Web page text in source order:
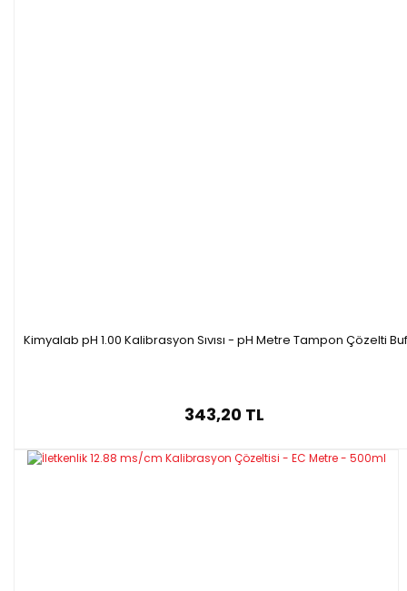
Kimyalab pH 1.00 Kalibrasyon Sıvısı - pH Metre Tampon Çözelti
343,20 TL